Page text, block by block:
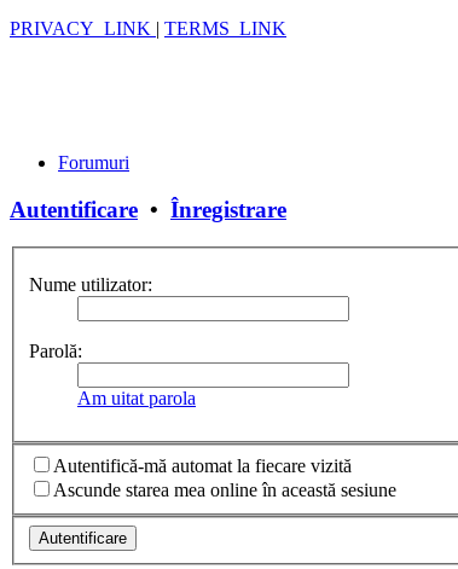
PRIVACY_LINK | TERMS_LINK
Forumuri
Autentificare • Înregistrare
Nume utilizator:
Parolă:
Am uitat parola
Autentifică-mă automat la fiecare vizită
Ascunde starea mea online în această sesiune